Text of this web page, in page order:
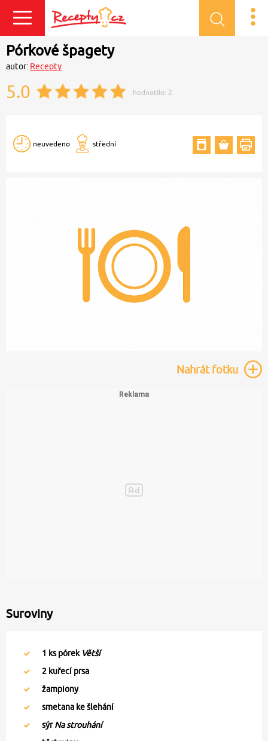
Přihlásit se
Pórkové špagety
autor: Recepty
5.0 hodnotilo: 2
neuvedeno střední
Nahrátfotku
Suroviny
1 ks pórek Větší
2 kuřecí prsa
žampiony
smetana ke šlehání
sýrNa strouhání